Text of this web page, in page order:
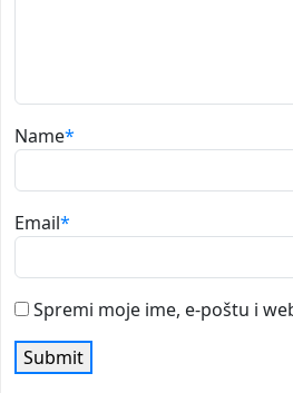
Name*
Email*
Spremi moje ime, e-poštu i